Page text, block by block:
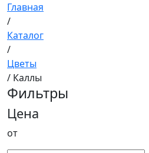
Главная
/
Каталог
/
Цветы
/ Каллы
Фильтры
Цена
от